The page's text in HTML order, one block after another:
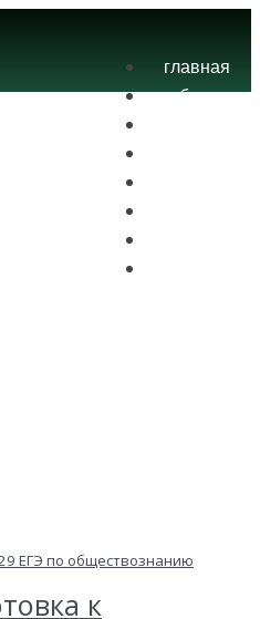
главная
блог
ЕГЭ по обществознанию
к